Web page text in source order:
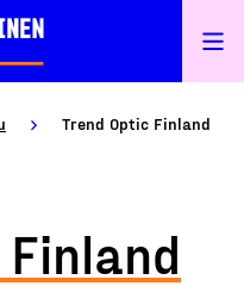
Trend Optic Finland